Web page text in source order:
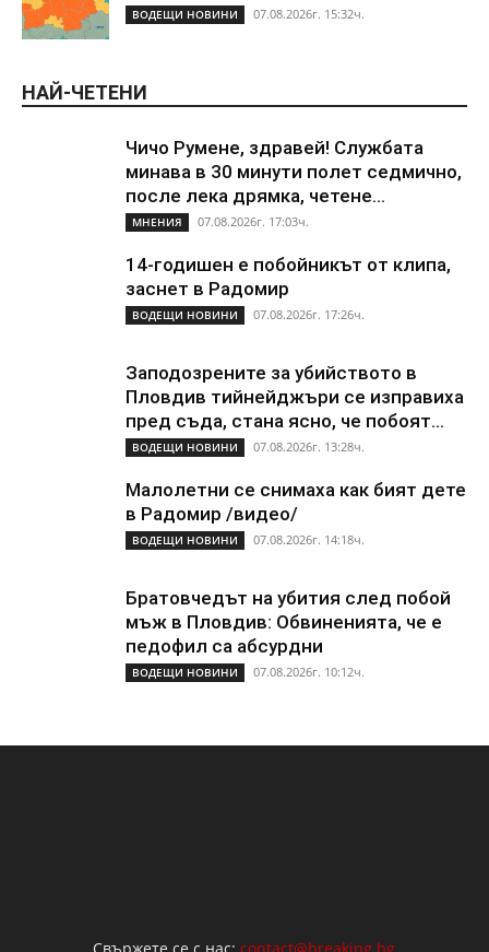
ВОДЕЩИ НОВИНИ 07.08.2026г. 15:32ч.
НАЙ-ЧЕТЕНИ
Чичо Румене, здравей! Службата
минава в 30 минути полет седмично,
после лека дрямка, четене...
МНЕНИЯ 07.08.2026г. 17:03ч.
14-годишен е побойникът от клипа,
заснет в Радомир
ВОДЕЩИ НОВИНИ 07.08.2026г. 17:26ч.
Заподозрените за убийството в
Пловдив тийнейджъри се изправиха
пред съда, стана ясно, че побоят...
ВОДЕЩИ НОВИНИ 07.08.2026г. 13:28ч.
Малолетни се снимаха как бият дете
в Радомир /видео/
ВОДЕЩИ НОВИНИ 07.08.2026г. 14:18ч.
Братовчедът на убития след побой
мъж в Пловдив: Обвиненията, че е
педофил са абсурдни
ВОДЕЩИ НОВИНИ 07.08.2026г. 10:12ч.